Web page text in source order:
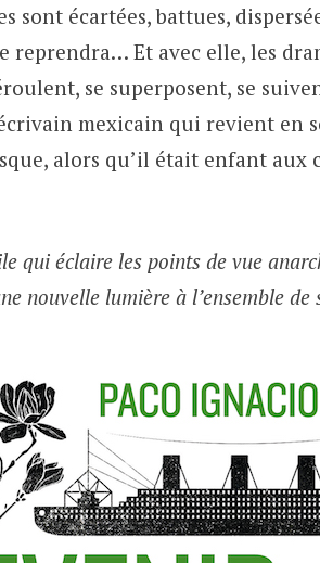
sont écartées, battues,
reprendra… Et avec elle, les
se superposent, se
mexicain qui revient en
alors qu’il était enfant aux
qui éclaire les points de vue
nouvelle lumière à l’ensemble